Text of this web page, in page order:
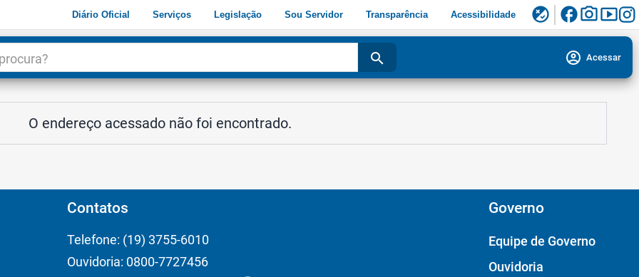
Diário Oficial Serviços Legislação Sou Servidor Transparência Acessibilidade flaky facebookphoto_camerasmart_display
search account_circle Acessar
O endereço acessado não foi encontrado.
Contatos
Telefone: (19) 3755-6010
Ouvidoria: 0800-7727456
Governo
Equipe de Governo
Ouvidoria